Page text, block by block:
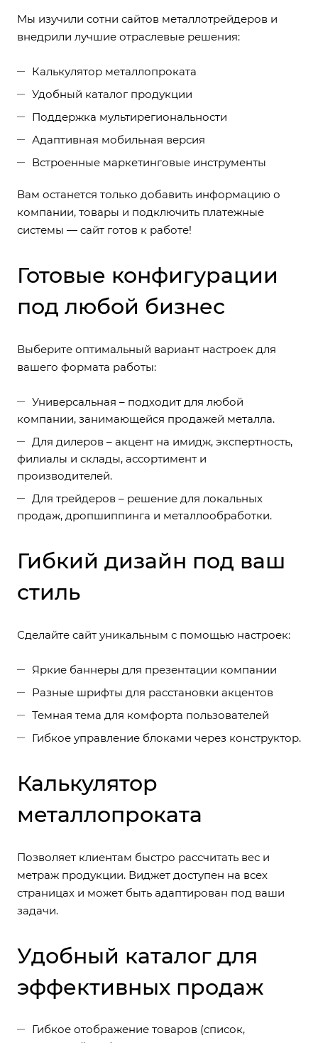
Мы изучили сотни сайтов металлотрейдеров и
внедрили лучшие отраслевые решения:
Калькулятор металлопроката
Удобный каталог продукции
Поддержка мультирегиональности
Адаптивная мобильная версия
Встроенные маркетинговые инструменты
Вам останется только добавить информацию о
компании, товары и подключить платежные
системы — сайт готов к работе!
Готовые конфигурации
под любой бизнес
Выберите оптимальный вариант настроек для
вашего формата работы:
Универсальная – подходит для любой
компании, занимающейся продажей металла.
Для дилеров – акцент на имидж, экспертность,
филиалы и склады, ассортимент и
производителей.
Для трейдеров – решение для локальных
продаж, дропшиппинга и металлообработки.
Гибкий дизайн под ваш
стиль
Сделайте сайт уникальным с помощью настроек:
Яркие баннеры для презентации компании
Разные шрифты для расстановки акцентов
Темная тема для комфорта пользователей
Гибкое управление блоками через конструктор.
Калькулятор
металлопроката
Позволяет клиентам быстро рассчитать вес и
метраж продукции. Виджет доступен на всех
страницах и может быть адаптирован под ваши
задачи.
Удобный каталог для
эффективных продаж
Гибкое отображение товаров (список,